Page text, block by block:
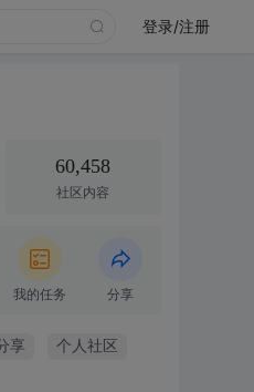
登录/注册
60,458
社区内容
我的任务 分享
享 个人社区